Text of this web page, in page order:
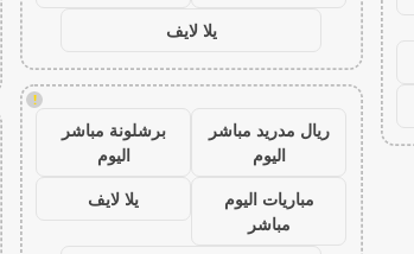
يلا لايف
!
ريال مدريد مباشر
اليوم
برشلونة مباشر
اليوم
مباريات اليوم
مباشر
يلا لايف